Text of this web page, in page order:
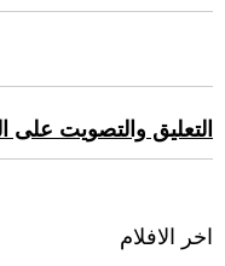
التعليق والتصويت
اخر الافلام